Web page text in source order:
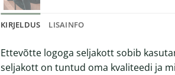
KIRJELDUS LISAINFO
Ettevõtte logoga seljakott sobib
seljakott on tuntud oma kvaliteedi ja